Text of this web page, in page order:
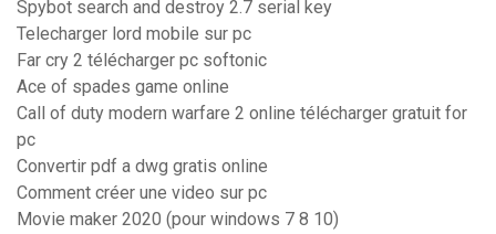
Spybot search and destroy 2.7 serial key
Telecharger lord mobile sur pc
Far cry 2 télécharger pc softonic
Ace of spades game online
Call of duty modern warfare 2 online télécharger gratuit for
pc
Convertir pdf a dwg gratis online
Comment créer une video sur pc
Movie maker 2020 (pour windows 7 8 10)